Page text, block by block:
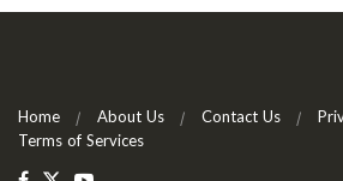
Home About Us Contact Us
Terms of Services